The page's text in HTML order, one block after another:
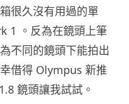
很久沒有用過的單
1 。反為在鏡頭上筆
不同的鏡頭下能拍出
借得 Olympus 新推
鏡頭讓我試試。